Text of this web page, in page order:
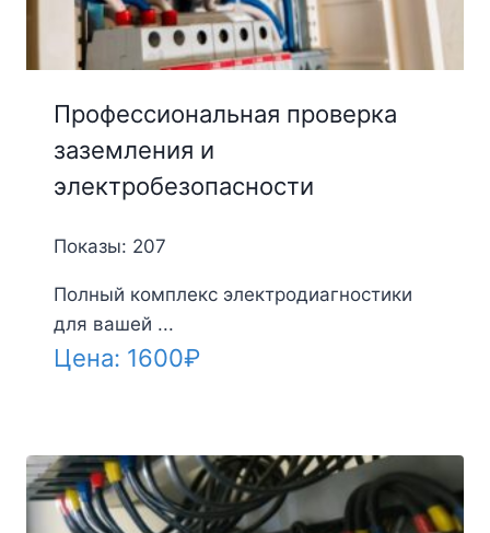
Профессиональная проверка
заземления и
электробезопасности
Показы: 207
Полный комплекс электродиагностики
для вашей ...
Цена: 1600₽